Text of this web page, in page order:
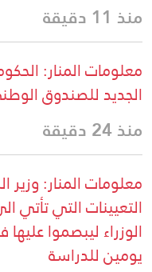
منذ 11 دقيقة
معلومات المنار:
الجديد للصندوق
منذ 24 دقيقة
معلومات المنار:
التعيينات التي
الوزراء ليبصموا
يومين للدراسة